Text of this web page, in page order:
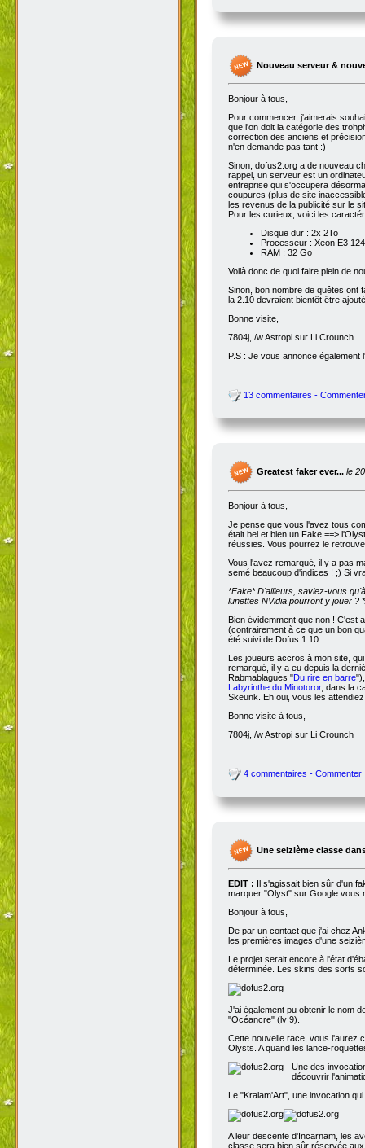
Nouveau serveur &
Bonjour à tous,
Pour commencer, j'aimerais
que l'on doit la catégorie des
correction des anciens et
n'en demande pas tant :)
Sinon, dofus2.org a de nouveau
rappel, un serveur est un
entreprise qui s'occupera
coupures (plus de site
les revenus de la publicité sur le
Pour les curieux, voici les
Disque dur : 2x 2To
Processeur : Xeon E3
RAM : 32 Go
Voilà donc de quoi faire plein de
Sinon, bon nombre de quêtes ont
la 2.10 devraient bientôt être
Bonne visite,
7804j, /w Astropi sur Li Crounch
P.S : Je vous annonce
13 commentaires -
Greatest faker ever... le
Bonjour à tous,
Je pense que vous l'avez tous
était bel et bien un Fake ==>
réussies. Vous pourrez le
Vous l'avez remarqué, il y a pas
semé beaucoup d'indices ! ;) Si
*Fake*D'ailleurs, saviez-vous
lunettes NVidia pourront y jouer ?
Bien évidemment que non ! C'est
(contrairement à ce que un bon
été suivi de Dofus 1.10...
Les joueurs accros à mon site,
remarqué, il y a eu depuis la
Rabmablagues "Du rire en barre
Labyrinthe du Minotoror, dans la
Skeunk. Eh oui, vous les
Bonne visite à tous,
7804j, /w Astropi sur Li Crounch
4 commentaires - Commenter
Une seizième classe
EDIT : Il s'agissait bien sûr d'un
marquer "Olyst" sur Google vous
Bonjour à tous,
De par un contact que j'ai chez
les premières images d'une
Le projet serait encore à l'état
déterminée. Les skins des sorts
J'ai également pu obtenir le nom
"Océancre" (lv 9).
Cette nouvelle race, vous l'aurez
Olysts. A quand les lance-
Une des
découvrir
Le "Kralam'Art", une invocation
A leur descente d'Incarnam, les
classe sera bien sûr réservée